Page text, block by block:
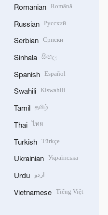
Romanian Română
Russian Русский
Serbian Српски
Sinhala සිංහල
Spanish Español
Swahili Kiswahili
Tamil தமிழ்
Thai ไทย
Turkish Türkçe
Ukrainian Українська
Urdu اردو
Vietnamese Tiếng Việt